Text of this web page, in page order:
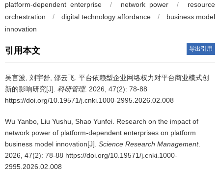
platform-dependent enterprise / network power /
resource
orchestration
/ digital technology affordance /
business model
innovation
引用本文 导出引用
吴言波 刘宇舒 邵云飞 平台依赖型企业网络权力对平台商业模式创
新的影响研究[J]. 科研管理. 2026, 47(2): 78-88
https://doi.org/10.19571/j.cnki.1000-2995.2026.02.008
Wu Yanbo Liu Yushu Shao Yunfei Research on the impact of
network power of platform-dependent enterprises on platform
business model innovation[J]. Science Research Management.
2026, 47(2): 78-88 https://doi.org/10.19571/j.cnki.1000-
2995.2026.02.008